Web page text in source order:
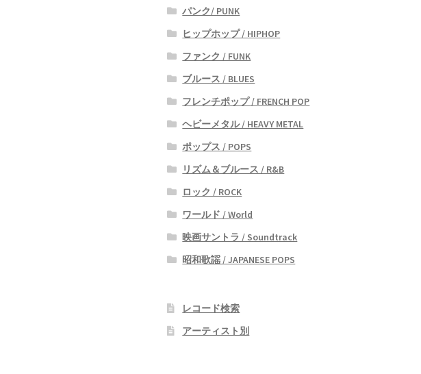
パンク/ PUNK
ヒップホップ / HIPHOP
ファンク / FUNK
ブルース / BLUES
フレンチポップ / FRENCH POP
ヘビーメタル / HEAVY METAL
ポップス / POPS
リズム＆ブルース / R&B
ロック / ROCK
ワールド / World
映画サントラ / Soundtrack
昭和歌謡 / JAPANESE POPS
レコード検索
アーティスト別